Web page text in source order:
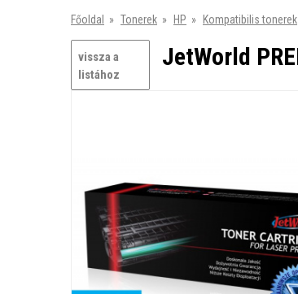
Főoldal » Tonerek » HP » Kompatibilis tonerek
vissza a
listához
JetWorld